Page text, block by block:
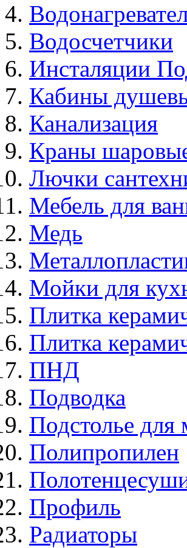
Водосчетчики
Инсталяции
Кабины
Канализация
Краны
Лючки
Мебель для
Медь
Мойки для
Плитка
Плитка
ПНД
Подводка
Подстолье
Полипропилен
Профиль
Радиаторы